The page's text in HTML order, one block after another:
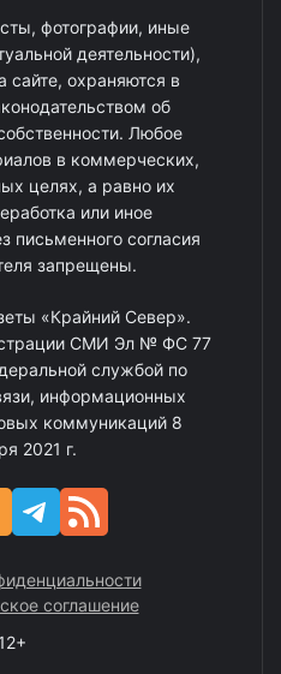
фотографии, иные
деятельности),
сайте, охраняются в
об
Любое
в коммерческих,
целях, а равно их
или иное
письменного согласия
запрещены.
«Крайний Север».
СМИ Эл № ФС 77
службой по
информационных
коммуникаций 8
2021 г.
соглашение
12+